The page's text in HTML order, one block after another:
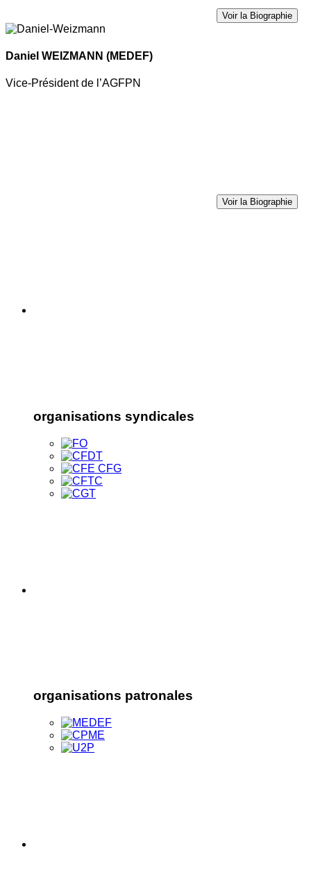
Voir la Biographie
Daniel WEIZMANN (MEDEF)
Vice-Président de l’AGFPN
Voir la Biographie
organisations syndicales
organisations patronales